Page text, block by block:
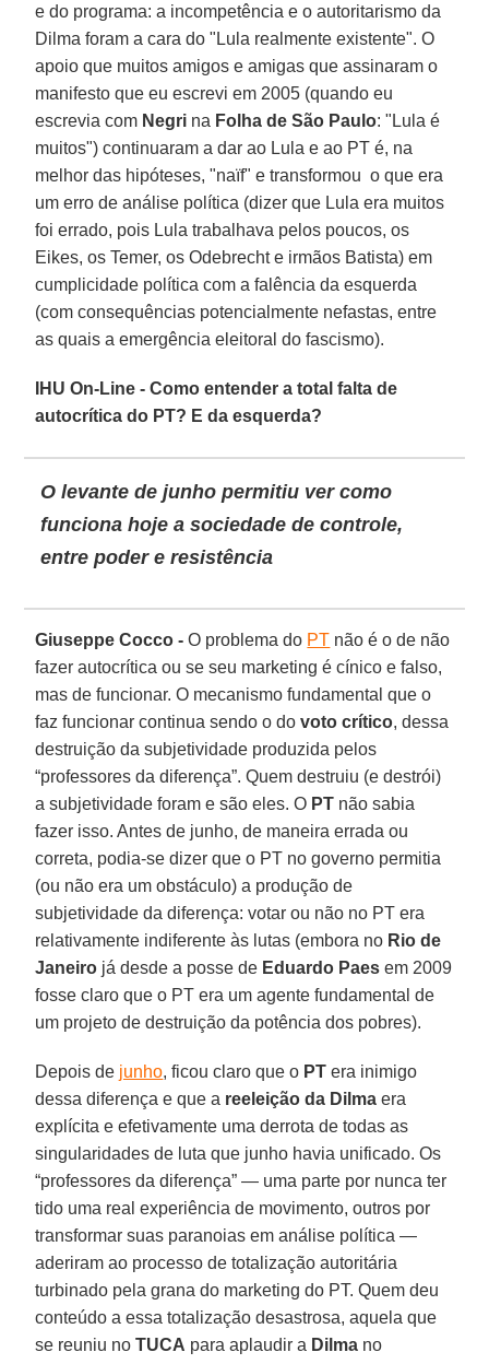
e do programa: a incompetência e o autoritarismo da
Dilma foram a cara do "Lula realmente existente". O
apoio que muitos amigos e amigas que assinaram o
manifesto que eu escrevi em 2005 (quando eu
escrevia com Negri na Folha de São Paulo: "Lula é
muitos") continuaram a dar ao Lula e ao PT é, na
melhor das hipóteses, "naïf" e transformou o que era
um erro de análise política (dizer que Lula era muitos
foi errado, pois Lula trabalhava pelos poucos, os
Eikes, os Temer, os Odebrecht e irmãos Batista) em
cumplicidade política com a falência da esquerda
(com consequências potencialmente nefastas, entre
as quais a emergência eleitoral do fascismo).
IHU On-Line - Como entender a total falta de
autocrítica do PT? E da esquerda?
O levante de junho permitiu ver como
funciona hoje a sociedade de controle,
entre poder e resistência
Giuseppe Cocco - O problema do PT não é o de não
fazer autocrítica ou se seu marketing é cínico e falso,
mas de funcionar. O mecanismo fundamental que o
faz funcionar continua sendo o dovoto crítico, dessa
destruição da subjetividade produzida pelos
“professores da diferença”. Quem destruiu (e destrói)
a subjetividade foram e são eles. O PT não sabia
fazer isso. Antes de junho, de maneira errada ou
correta, podia-se dizer que o PT no governo permitia
(ou não era um obstáculo) a produção de
subjetividade da diferença: votar ou não no PT era
relativamente indiferente às lutas (embora no Rio de
Janeiro já desde a posse de Eduardo Paes em 2009
fosse claro que o PT era um agente fundamental de
um projeto de destruição da potência dos pobres).
Depois de junho, ficou claro que o PT era inimigo
dessa diferença e que a reeleição da Dilma era
explícita e efetivamente uma derrota de todas as
singularidades de luta que junho havia unificado. Os
“professores da diferença” — uma parte por nunca ter
tido uma real experiência de movimento, outros por
transformar suas paranoias em análise política —
aderiram ao processo de totalização autoritária
turbinado pela grana do marketing do PT. Quem deu
conteúdo a essa totalização desastrosa, aquela que
se reuniu noTUCA para aplaudir a Dilma no